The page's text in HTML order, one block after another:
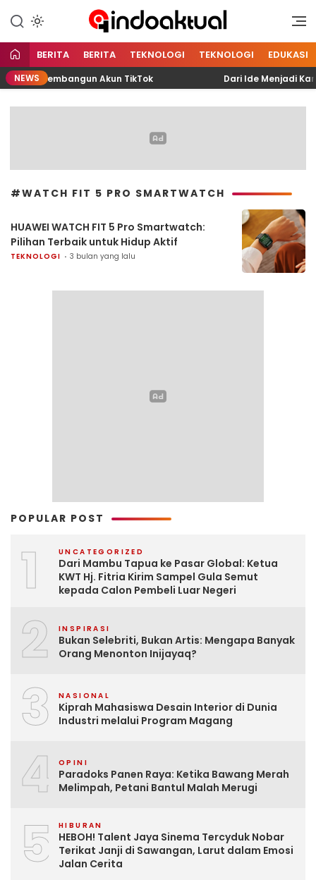
Indoaktual
Indonesia Aktual
BERITA BERITA TEKNOLOGI TEKNOLOGI EDUKASI
NEWS
Membangun Akun TikTok Dari Ide Menjadi
#WATCH FIT 5 PRO SMARTWATCH
HUAWEI WATCH FIT 5 Pro Smartwatch:
Pilihan Terbaik untuk Hidup Aktif
TEKNOLOGI 3 bulan yang lalu
POPULAR POST
1 UNCATEGORIZED
Dari Mambu Tapua ke Pasar Global: Ketua
KWT Hj. Fitria Kirim Sampel Gula Semut
kepada Calon Pembeli Luar Negeri
2 INSPIRASI
Bukan Selebriti, Bukan Artis: Mengapa Banyak
Orang Menonton Inijayaq?
3 NASIONAL
Kiprah Mahasiswa Desain Interior di Dunia
Industri melalui Program Magang
4 OPINI
Paradoks Panen Raya: Ketika Bawang Merah
Melimpah, Petani Bantul Malah Merugi
5 HIBURAN
HEBOH! Talent Jaya Sinema Tercyduk Nobar
Terikat Janji di Sawangan, Larut dalam Emosi
Jalan Cerita